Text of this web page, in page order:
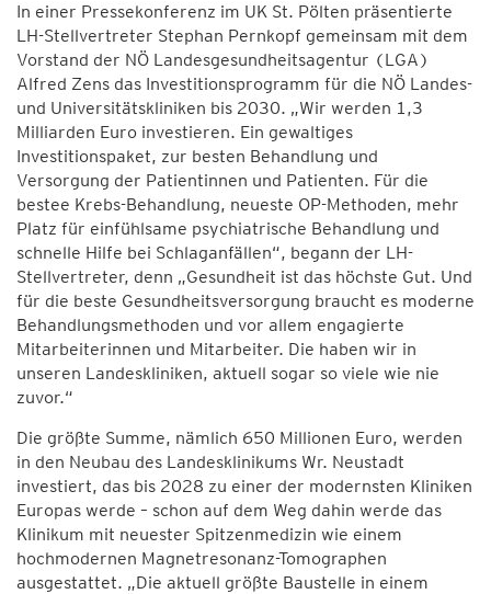
In einer Pressekonferenz im UK St. Pölten präsentierte
LH-Stellvertreter Stephan Pernkopf gemeinsam mit dem
Vorstand der NÖ Landesgesundheitsagentur (LGA)
Alfred Zens das Investitionsprogramm für die NÖ Landes-
und Universitätskliniken bis 2030. „Wir werden 1,3
Milliarden Euro investieren. Ein gewaltiges
Investitionspaket, zur besten Behandlung und
Versorgung der Patientinnen und Patienten. Für die
bestee Krebs-Behandlung, neueste OP-Methoden, mehr
Platz für einfühlsame psychiatrische Behandlung und
schnelle Hilfe bei Schlaganfällen“, begann der LH-
Stellvertreter, denn „Gesundheit ist das höchste Gut. Und
für die beste Gesundheitsversorgung braucht es moderne
Behandlungsmethoden und vor allem engagierte
Mitarbeiterinnen und Mitarbeiter. Die haben wir in
unseren Landeskliniken, aktuell sogar so viele wie nie
zuvor.“
Die größte Summe, nämlich 650 Millionen Euro, werden
in den Neubau des Landesklinikums Wr. Neustadt
investiert, das bis 2028 zu einer der modernsten Kliniken
Europas werde – schon auf dem Weg dahin werde das
Klinikum mit neuester Spitzenmedizin wie einem
hochmodernen Magnetresonanz-Tomographen
ausgestattet. „Die aktuell größte Baustelle in einem